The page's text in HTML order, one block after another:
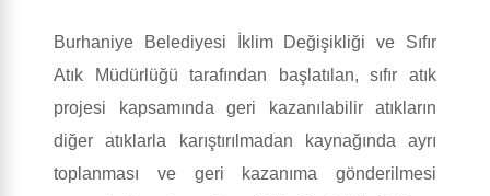
Burhaniye Belediyesi İklim Değişikliği ve Sıfır
Atık Müdürlüğü tarafından başlatılan, sıfır atık
projesi kapsamında geri kazanılabilir atıkların
diğer atıklarla karıştırılmadan kaynağında ayrı
toplanması ve geri kazanıma gönderilmesi